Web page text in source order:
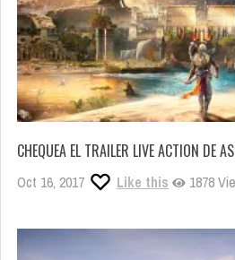
CHEQUEA EL TRAILER LIVE ACTION DE
Oct 16, 2017 Like this 1878